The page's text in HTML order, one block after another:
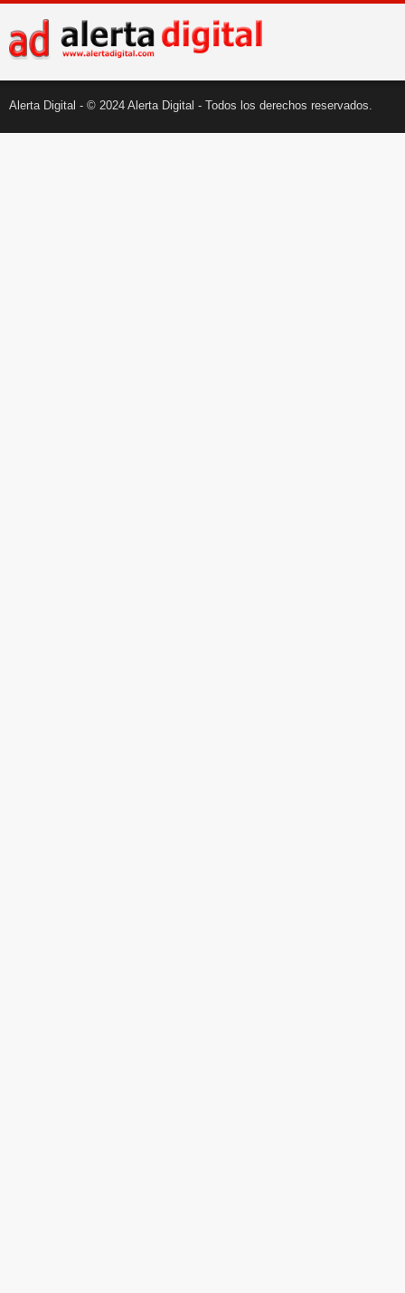
Alerta Digital - © 2024 Alerta Digital - Todos los derechos reservados.